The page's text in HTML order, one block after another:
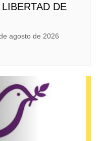
DE
agosto de 2026